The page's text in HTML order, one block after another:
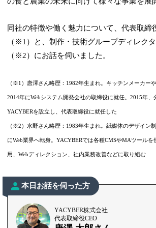
同社の特徴や働く魅力について、代表取締
（※1）と、制作・技術グループディレク
（※2）にお話を伺いました。
（※1）唐澤さん略歴：1982年生まれ。キッチンメーカー
2014年にWebシステム開発会社の取締役に就任。2015年、
YACYBERを設立し、代表取締役に就任した
（※2）水野さん略歴：1983年生まれ。紙媒体のデザイン
にWeb業界へ転身。YACYBERでは各種CMSやMAツールを
用、Webディレクション、社内業務改善などに取り組む
本日お話を伺った方
YACYBER株式会社
代表取締役CEO